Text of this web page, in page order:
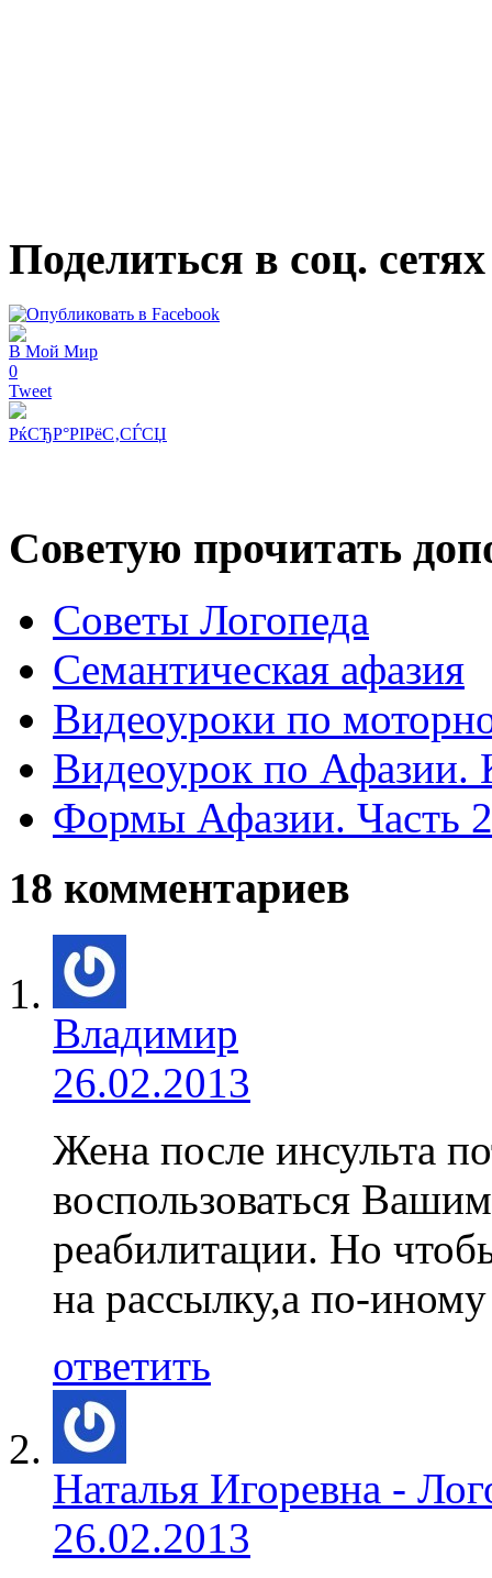
Поделиться в соц. сетях
В Мой Мир
0
Tweet
РќСЂР°РІРёС‚СЃСЏ
Советую прочитать
Советы Логопеда
Семантическая афазия
Видеоуроки по
Видеоурок по Афазии.
Формы Афазии. Часть 2
18 комментариев
Владимир
26.02.2013
Жена после инсульта
воспользоваться
реабилитации. Но
на рассылку,а по-иному
ответить
Наталья Игоревна -
26.02.2013